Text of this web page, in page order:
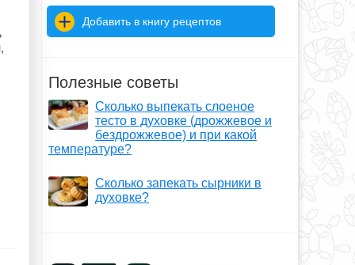
Добавить в книгу рецептов
Полезные советы
Сколько выпекать слоеное
тесто в духовке (дрожжевое и
бездрожжевое) и при какой
температуре?
Сколько запекать сырники в
духовке?